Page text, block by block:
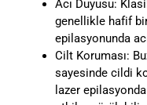
Acı Duyusu:
genellikle hafif
epilasyonunda
Cilt Koruması:
sayesinde cildi
lazer